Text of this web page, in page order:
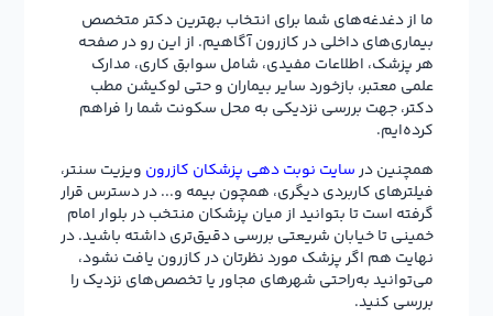
ما از دغدغه‌های شما برای انتخاب بهترین دکتر متخصص
بیماری‌های داخلی در کازرون آگاهیم. از این رو در صفحه
هر پزشک، اطلاعات مفیدی، شامل سوابق کاری، مدارک
علمی معتبر، بازخورد سایر بیماران و حتی لوکیشن مطب
دکتر، جهت بررسی نزدیکی به محل سکونت شما را فراهم
کرده‌ایم.
همچنین درسایت نوبت دهی پزشکان کازرون ویزیت سنتر،
فیلترهای کاربردی دیگری، همچون بیمه و... در دسترس قرار
گرفته است تا بتوانید از میان پزشکان منتخب در بلوار امام
خمینی تا خیابان شریعتی بررسی دقیق‌تری داشته باشید. در
نهایت هم اگر پزشک مورد نظرتان در کازرون یافت نشود،
می‌توانید به‌راحتی شهرهای مجاور یا تخصص‌های نزدیک را
بررسی کنید.